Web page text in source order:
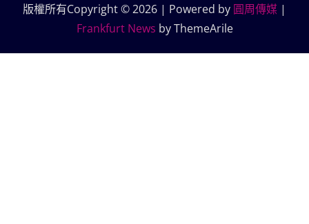
版權所有Copyright © 2026 | Powered by 圓周傳媒 |
Frankfurt News by ThemeArile